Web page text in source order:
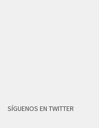
SÍGUENOS EN TWITTER